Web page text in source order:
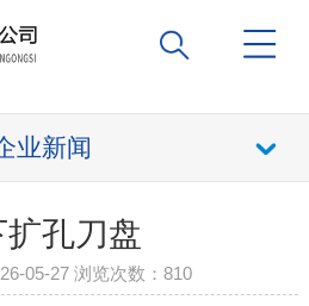
业新闻
扩孔刀盘
05-27 浏览次数： 810